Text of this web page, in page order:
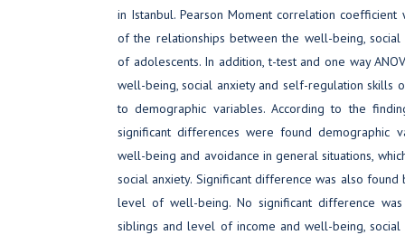
in Istanbul. Pearson Moment correlation
of the relationships between the well-being,
of adolescents. In addition, t-test and one way
well-being, social anxiety and self-regulation skills
to demographic variables. According to the
significant differences were found demographic
well-being and avoidance in general situations,
social anxiety. Significant difference was also
level of well-being. No significant difference
siblings and level of income and well-being,